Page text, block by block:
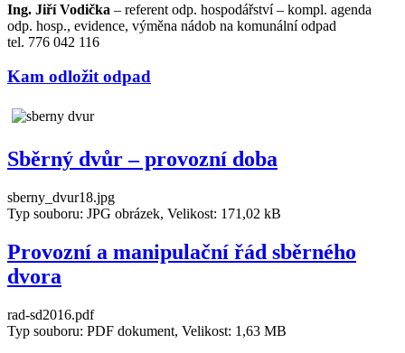
Ing. Jiří Vodička – referent odp. hospodářství – kompl. agenda
odp. hosp., evidence, výměna nádob na komunální odpad
tel. 776 042 116
Kam odložit odpad
Sběrný dvůr – provozní doba
sberny_dvur18.jpg
Typ souboru: JPG obrázek, Velikost: 171,02 kB
Provozní a manipulační řád sběrného
dvora
rad-sd2016.pdf
Typ souboru: PDF dokument, Velikost: 1,63 MB